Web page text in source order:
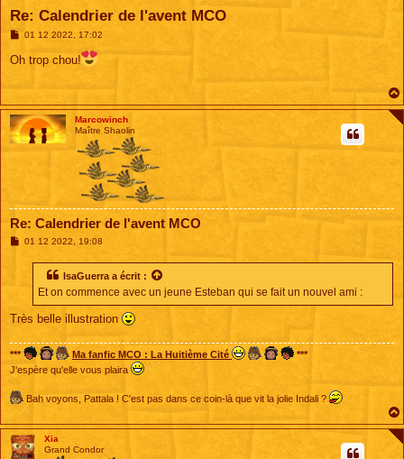
Re: Calendrier de l'avent MCO
M
s
s
01 12 2022, 17:02
Oh trop chou!
Marcowinch
Maître Shaolin
Re: Calendrier de l'avent MCO
M01 12 2022, 19:08
IsaGuerra a écrit :
Et on commence avec un jeune Esteban qui se fait un nouvel ami :
Très belle illustration
*** Ma fanfic MCO : La Huitième Cité
***
J'espère qu'elle vous plaira
Bah voyons, Pattala ! C'est pas dans ce coin-là que vit la jolie Indali ?
Xia
Grand Condor